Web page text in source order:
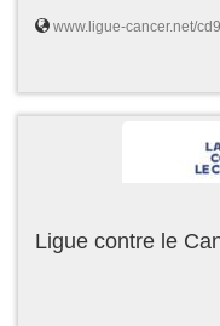
www.ligue-cancer.net/
Ligue contre le